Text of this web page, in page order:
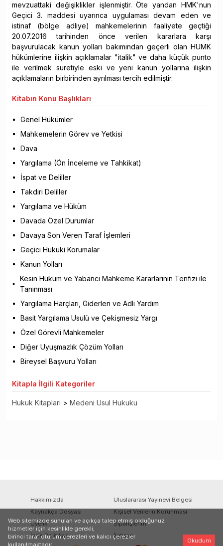
mevzuattaki değişiklikler işlenmiştir. Öte yandan HMK'nun
Geçici 3. maddesi uyarınca uygulaması devam eden ve
istinaf (bölge adliye) mahkemelerinin faaliyete geçtiği
20.07.2016 tarihinden önce verilen kararlara karşı
başvurulacak kanun yolları bakımından geçerli olan HUMK
hükümlerine ilişkin açıklamalar "italik" ve daha küçük punto
ile verilmek suretiyle eski ve yeni kanun yollarına ilişkin
açıklamaların birbirinden ayrılması tercih edilmiştir.
Kitabın Konu Başlıkları
Genel Hükümler
Mahkemelerin Görev ve Yetkisi
Dava
Yargılama (Ön İnceleme ve Tahkikat)
İspat ve Deliller
Takdiri Deliller
Yargılama ve Hüküm
Davada Özel Durumlar
Davaya Son Veren Taraf İşlemleri
Geçici Hukuki Korumalar
Kanun Yolları
Kesin Hüküm ve Yabancı Mahkeme Kararlarının Tenfizi ile
Tanınması
Yargılama Harçları, Giderleri ve Adli Yardım
Basit Yargılama Usulü ve Çekişmesiz Yargı
Özel Görevli Mahkemeler
Diğer Uyuşmazlık Çözüm Yolları
Bireysel Başvuru Yolları
Kitapla İlgili Kategoriler
Hukuk Kitapları > Medeni Usul Hukuku
Hakkımızda
Uluslararası Yayınevi Belgesi
Kaynakça Dosyası
Kişisel Verilerin Korunması
Üyelik
Siparişlerim
İade Politikası
İletişim
Web sitemizde sunulan ve açıkça talep etmiş olduğunuz
hizmetler için kesinlikle gerekli,
birinci taraf oturum çerezleri ve kalıcı çerezler
kullanılmaktadır.
Okudum